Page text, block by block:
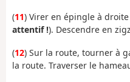
(11) Virer en épingle à
attentif !). Descendre en
(12) Sur la route, tourner à
la route. Traverser le